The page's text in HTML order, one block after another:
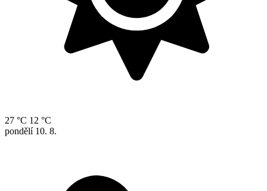
27 °C 12 °C
pondělí 10. 8.